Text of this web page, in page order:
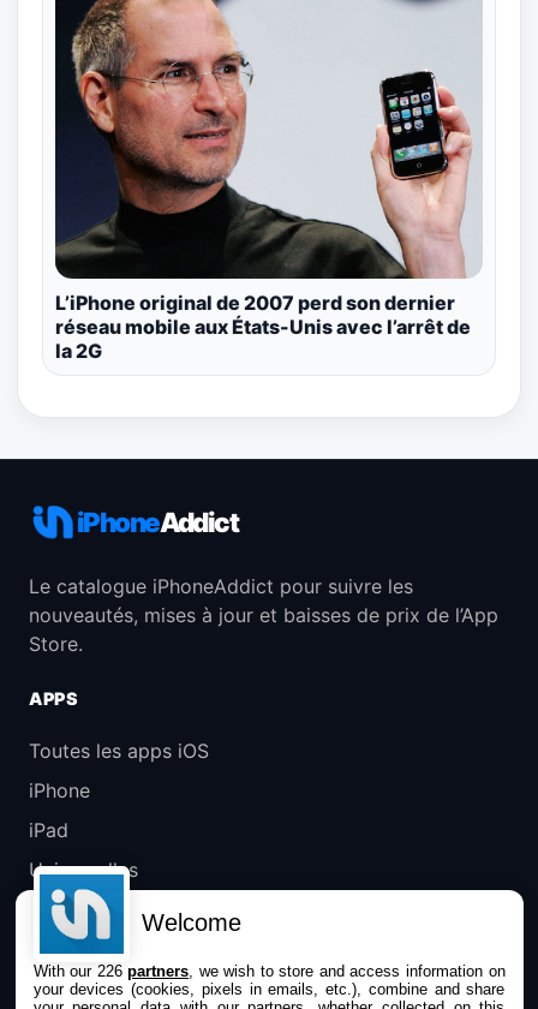
L’iPhone original de 2007 perd son dernier
réseau mobile aux États-Unis avec l’arrêt de
la 2G
iPhoneAddict
Le catalogue iPhoneAddict pour suivre les
nouveautés, mises à jour et baisses de prix de l’App
Store.
APPS
Toutes les apps iOS
iPhone
iPad
Universelles
Mac
Apple TV
IPHONEADDICT
Welcome
With our 226partners , we wish to store and access information on
your devices (cookies, pixels in emails, etc.), combine and share